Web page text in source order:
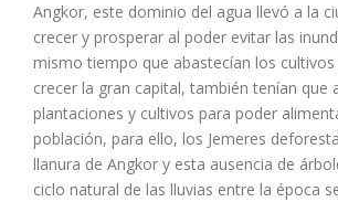
Angkor, este dominio del agua llevó a la
crecer y prosperar al poder evitar las
mismo tiempo que abastecían los
crecer la gran capital, también tenían que
plantaciones y cultivos para poder
población, para ello, los Jemeres
llanura de Angkor y esta ausencia de
ciclo natural de las lluvias entre la época